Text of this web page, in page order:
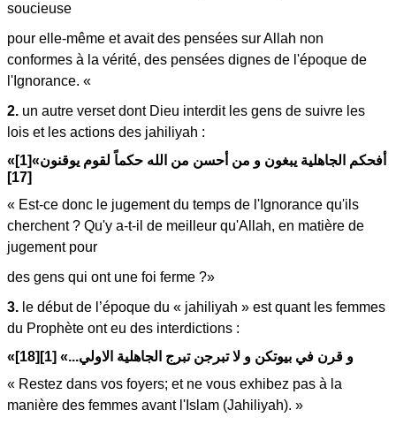
soucieuse
pour elle-même et avait des pensées sur Allah non
conformes à la vérité, des pensées dignes de l'époque de
l'Ignorance. «
2. un autre verset dont Dieu interdit les gens de suivre les
lois et les actions des jahiliyah :
«أفحكم الجاهلية يبغون و من أحسن من الله حكماً لقوم يوقنون»[1]
[17]
« Est-ce donc le jugement du temps de l'Ignorance qu'ils
cherchent ? Qu'y a-t-il de meilleur qu'Allah, en matière de
jugement pour
des gens qui ont une foi ferme ?»
3. le début de l’époque du « jahiliyah » est quant les femmes
du Prophète ont eu des interdictions :
«و قرن في بيوتكن و لا تبرجن تبرج الجاهلية الاولي...» [1][18]
« Restez dans vos foyers; et ne vous exhibez pas à la
manière des femmes avant l'Islam (Jahiliyah). »